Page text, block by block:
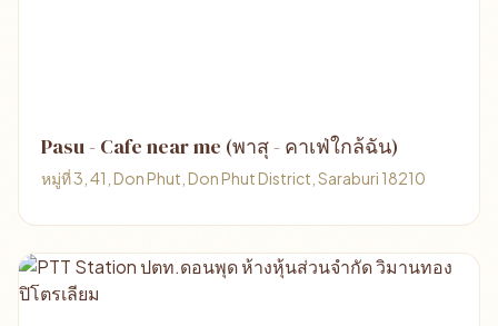
Pasu - Cafe near me (พาสุ - คาเฟ่ใกล้ฉัน)
หมู่ที่ 3, 41, Don Phut, Don Phut District, Saraburi 18210